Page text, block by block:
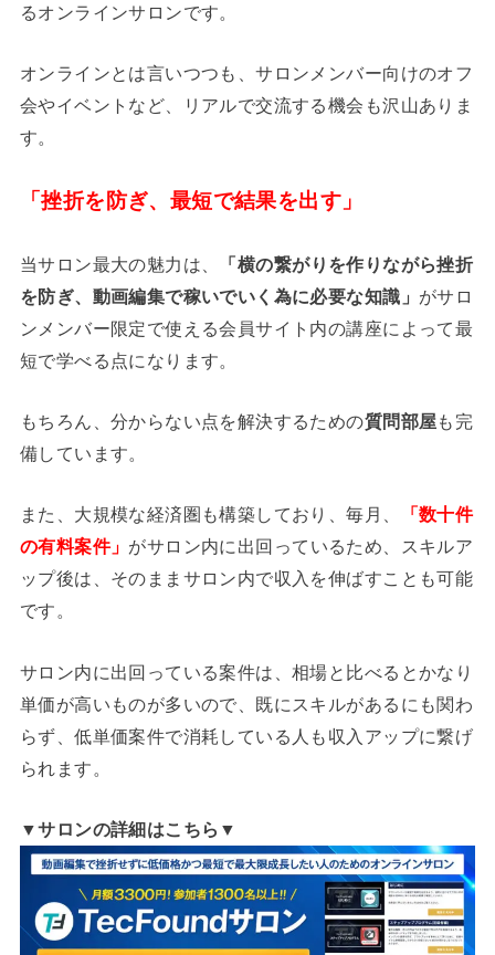
るオンラインサロンです。
オンラインとは言いつつも、サロンメンバー向けのオフ
会やイベントなど、リアルで交流する機会も沢山ありま
す。
「挫折を防ぎ、最短で結果を出す」
当サロン最大の魅力は、
「横の繋がりを作りながら挫折
を防ぎ、動画編集で稼いでいく為に必要な知識」 がサロ
ンメンバー限定で使える会員サイト内の講座によって最
短で学べる点になります。
もちろん、分からない点を解決するための質問部屋も完
備しています。
また、大規模な経済圏も構築しており、毎月、
「数十件
の有料案件」 がサロン内に出回っているため、スキルア
ップ後は、そのままサロン内で収入を伸ばすことも可能
です。
サロン内に出回っている案件は、相場と比べるとかなり
単価が高いものが多いので、既にスキルがあるにも関わ
らず、低単価案件で消耗している人も収入アップに繋げ
られます。
▼サロンの詳細はこちら▼